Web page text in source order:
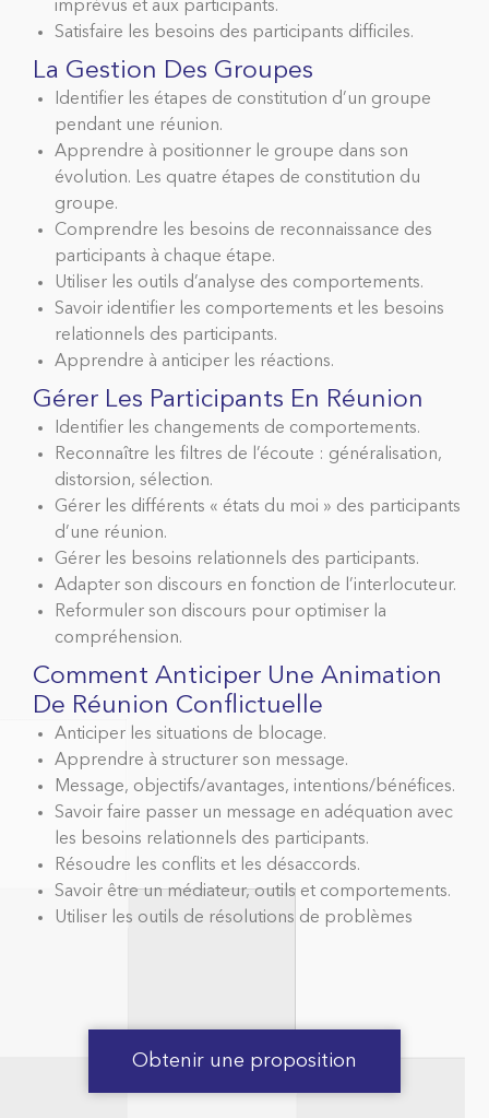
imprévus et aux participants.
Satisfaire les besoins des participants difficiles.
La Gestion Des Groupes
Identifier les étapes de constitution d’un groupe
pendant une réunion.
Apprendre à positionner le groupe dans son
évolution. Les quatre étapes de constitution du
groupe.
Comprendre les besoins de reconnaissance des
participants à chaque étape.
Utiliser les outils d’analyse des comportements.
Savoir identifier les comportements et les besoins
relationnels des participants.
Apprendre à anticiper les réactions.
Gérer Les Participants En Réunion
Identifier les changements de comportements.
Reconnaître les filtres de l’écoute : généralisation,
distorsion, sélection.
Gérer les différents « états du moi » des participants
d’une réunion.
Gérer les besoins relationnels des participants.
Adapter son discours en fonction de l’interlocuteur.
Reformuler son discours pour optimiser la
compréhension.
Comment Anticiper Une Animation
De Réunion Conflictuelle
Anticiper les situations de blocage.
Apprendre à structurer son message.
Message, objectifs/avantages, intentions/bénéfices.
Savoir faire passer un message en adéquation avec
les besoins relationnels des participants.
Résoudre les conflits et les désaccords.
Savoir être un médiateur, outils et comportements.
Utiliser les outils de résolutions de problèmes
Obtenir une proposition